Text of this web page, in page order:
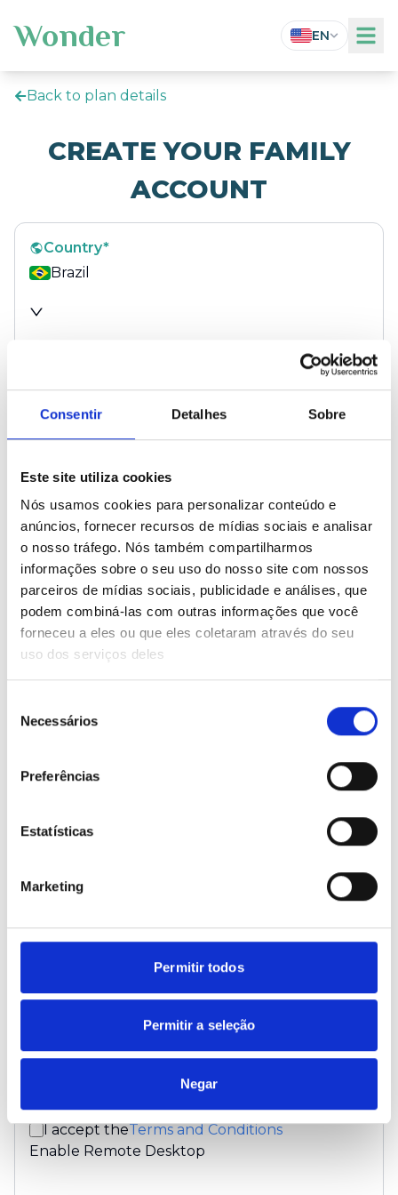
Consentir Detalhes Sobre
Este site utiliza cookies
Nós usamos cookies para personalizar conteúdo e
anúncios, fornecer recursos de mídias sociais e analisar
o nosso tráfego. Nós também compartilharmos
informações sobre o seu uso do nosso site com nossos
parceiros de mídias sociais, publicidade e análises, que
podem combiná-las com outras informações que você
forneceu a eles ou que eles coletaram através do seu
uso dos serviços deles
Necessários
Preferências
Estatísticas
Marketing
Permitir todos
Permitir a seleção
Negar
Wonder EN
Back to plan details
CREATE YOUR FAMILY
ACCOUNT
Country*
Brazil
Lastname
@thewonder.email
Voucher
Phone Number*
Recovery E-mail
Must have more than 14 characters
Must contain at least 1 number (0-9)
Must contain at least special character (!@#$%^&*)
Must contain at least 1 unique character
Must NOT contain more than 1 repeated character
I accept theTerms and Conditions
Enable Remote Desktop